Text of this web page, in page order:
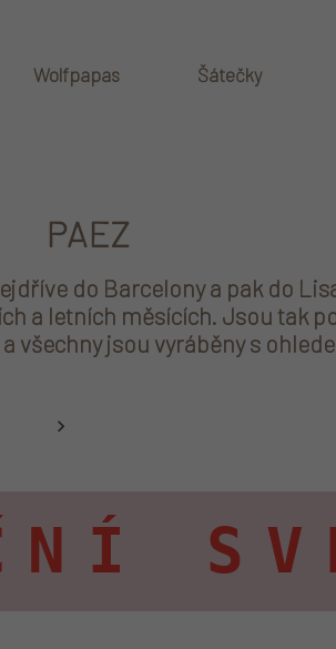
Wolfpapas Šátečky
PAEZ
do Barcelony a pak do
a letních měsících. Jsou tak
všechny jsou vyráběny s